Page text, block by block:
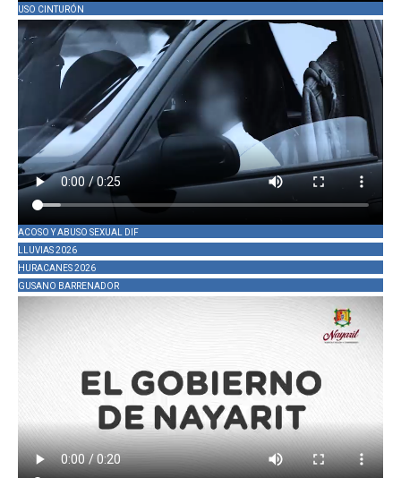
USO CINTURÓN
ACOSO Y ABUSO SEXUAL DIF
LLUVIAS 2026
HURACANES 2026
GUSANO BARRENADOR